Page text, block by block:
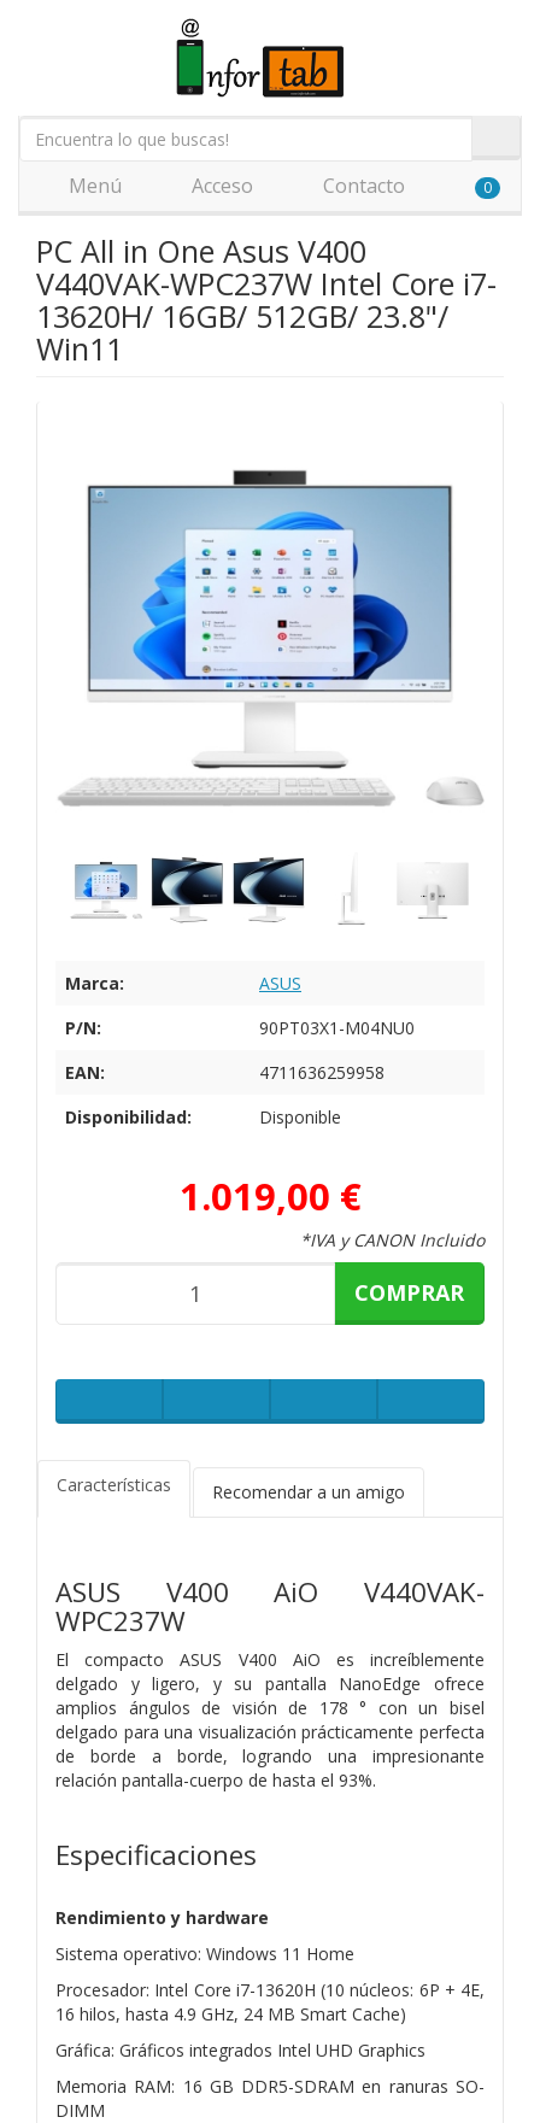
Menú Acceso Contacto 0
PC All in One Asus V400
V440VAK-WPC237W Intel Core i7-
13620H/ 16GB/ 512GB/ 23.8"/
Win11
Marca:
ASUS
P/N:
90PT03X1-M04NU0
EAN:
4711636259958
Disponibilidad:
Disponible
1.019,00 €
*IVA y CANON Incluido
COMPRAR
Características Recomendar a un amigo
ASUS V400 AiO V440VAK-
WPC237W
El compacto ASUS V400 AiO es increíblemente
delgado y ligero, y su pantalla NanoEdge ofrece
amplios ángulos de visión de 178 ° con un bisel
delgado para una visualización prácticamente perfecta
de borde a borde, logrando una impresionante
relación pantalla-cuerpo de hasta el 93%.
Especificaciones
Rendimiento y hardware
Sistema operativo: Windows 11 Home
Procesador: Intel Core i7-13620H (10 núcleos: 6P + 4E,
16 hilos, hasta 4.9 GHz, 24 MB Smart Cache)
Gráfica: Gráficos integrados Intel UHD Graphics
Memoria RAM: 16 GB DDR5-SDRAM en ranuras SO-
DIMM